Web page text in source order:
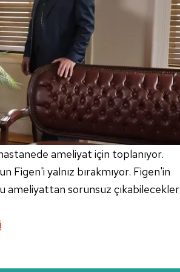
ilgili bilgi almak için lütfen
tıklayınız.
ameliyat için toplanıyor.
yalnız bırakmıyor. Figen'in
ameliyattan sorunsuz çıkabilecekler